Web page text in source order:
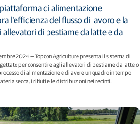
di alimentazione
l'efficienza del flusso di lavoro e la
allevatori di bestiame da latte e da
2024 — Topcon Agriculture presenta il sistema di
per consentire agli allevatori di bestiame da latte o
di alimentazione e di avere un quadro in tempo
secca, i rifiuti e le distribuzioni nei recinti.